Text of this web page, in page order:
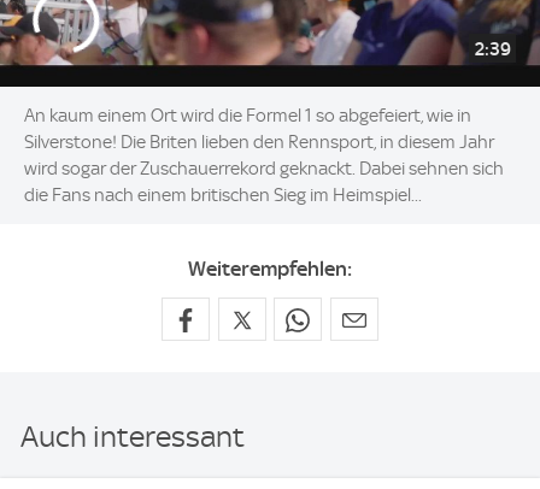
2:39
An kaum einem Ort wird die Formel 1 so abgefeiert, wie in
Silverstone! Die Briten lieben den Rennsport, in diesem Jahr
wird sogar der Zuschauerrekord geknackt. Dabei sehnen sich
die Fans nach einem britischen Sieg im Heimspiel...
Weiterempfehlen:
Auch interessant